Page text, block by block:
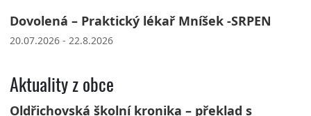
Dovolená – Praktický lékař Mníšek -SRPEN
20.07.2026 - 22.8.2026
Aktuality z obce
Oldřichovská školní kronika – překlad s